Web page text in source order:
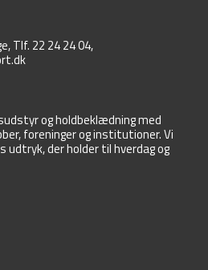
Tlf. 22 24 24 04,
og holdbeklædning med
foreninger og institutioner. Vi
der holder til hverdag og